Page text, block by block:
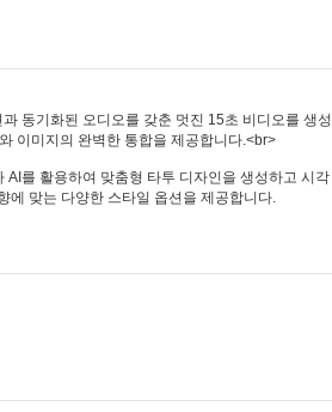
동기화된 오디오를 갖춘 멋진 15초 비디오를 생성
이미지의 완벽한 통합을 제공합니다.<br>
AI를 활용하여 맞춤형 타투 디자인을 생성하고 시각
에 맞는 다양한 스타일 옵션을 제공합니다.